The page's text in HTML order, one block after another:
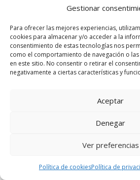
Gestionar
Para ofrecer las mejores experiencias,
cookies para almacenar y/o acceder a la
consentimiento de estas tecnologías nos
como el comportamiento de navegación o
en este sitio. No consentir o retirar el
negativamente a ciertas características y
Aceptar
Denegar
Ver preferencias
Política de cookiesPolítica de